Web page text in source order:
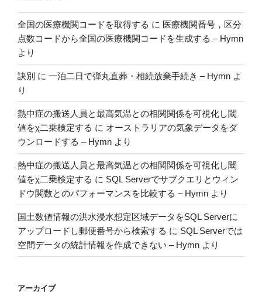
全国の医療機関コードを取得する に 医療機関番号，区分
点数コードから全国の医療機関コードを生成する – Hymn
より
訣別 に 一泊二日で弾丸直葬・相続放棄手続き – Hymn よ
り
熱中症の搬送人員と最高気温との相関関係を可視化し閾
値をχ二乗検定する に オーストラリアの気象データをダ
ウンロードする – Hymn より
熱中症の搬送人員と最高気温との相関関係を可視化し閾
値をχ二乗検定する に SQL Serverでサブクエリとウィン
ドウ関数とのパフォーマンスを比較する – Hymn より
国土数値情報の洪水浸水想定区域データをSQL Serverに
アップロードし郵便番号から検索する に SQL Serverでは
空間データの統計情報を作成できない – Hymn より
アーカイブ